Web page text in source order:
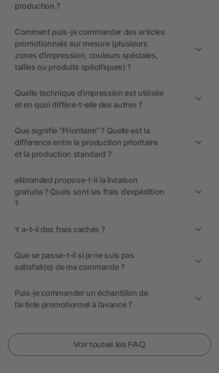
production ?
Comment puis-je commander des articles
promotionnels sur mesure (plusieurs
zones d’impression, couleurs spéciales,
tailles ou produits spécifiques) ?
Quelle technique d’impression est utilisée
et en quoi diffère-t-elle des autres ?
Que signifie “Prioritaire” ? Quelle est la
différence entre la production prioritaire
et la production standard ?
allbranded propose-t-il la livraison
gratuite ? Quels sont les frais d’expédition
?
Y a-t-il des frais cachés ?
Que se passe-t-il si je ne suis pas
satisfait(e) de ma commande ?
Puis-je commander un échantillon de
l’article promotionnel à l’avance ?
Voir toutes les FAQ